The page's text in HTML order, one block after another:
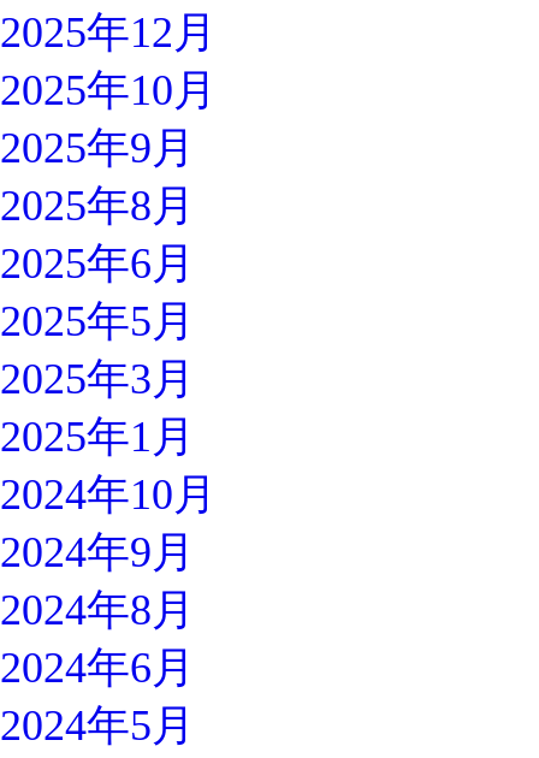
2025年12月
2025年10月
2025年9月
2025年8月
2025年6月
2025年5月
2025年3月
2025年1月
2024年10月
2024年9月
2024年8月
2024年6月
2024年5月